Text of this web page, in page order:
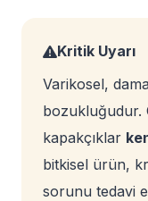
Kritik Uyarı
Varikosel,
bozukluğudur.
kapakçıklar
bitkisel ürün,
sorunu tedavi